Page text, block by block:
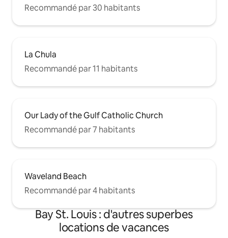
Recommandé par 30 habitants
La Chula
Recommandé par 11 habitants
Our Lady of the Gulf Catholic Church
Recommandé par 7 habitants
Waveland Beach
Recommandé par 4 habitants
Bay St. Louis : d'autres superbes
locations de vacances